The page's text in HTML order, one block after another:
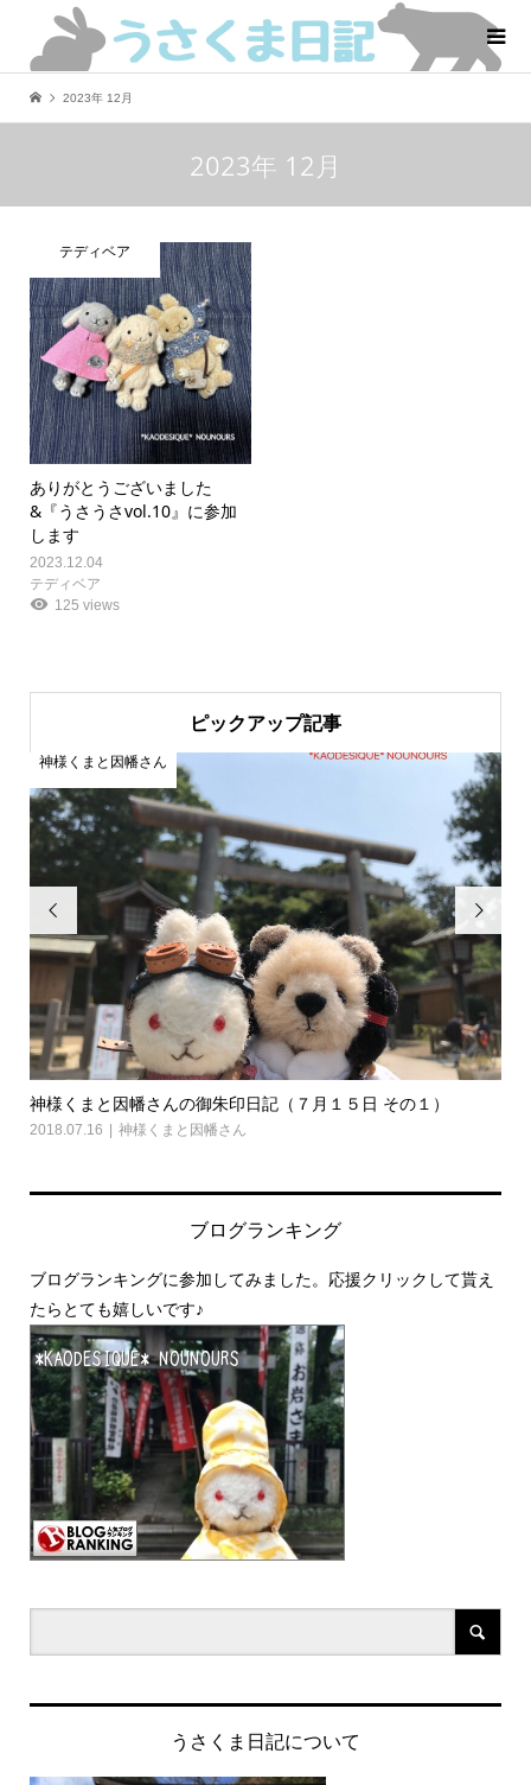
2023年 12月
2023年 12月
テディベア
ありがとうございました
&『うさうさvol.10』に参加
します
2023.12.04
テディベア
125 views
ピックアップ記事

神様くまと因幡さんの御朱印日記（７月１５日 その１）
2018.07.16 神様くまと因幡さん
神様くまと因幡さん

ブログランキング
ブログランキングに参加してみました。応援クリックして貰え
たらとても嬉しいです♪
うさくま日記について